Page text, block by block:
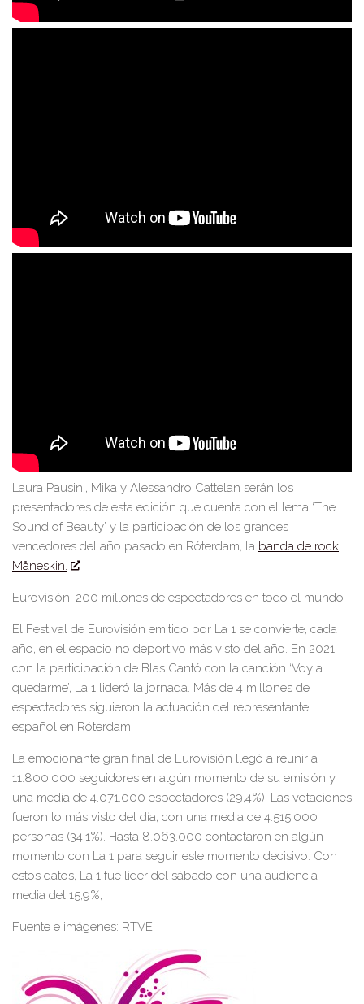
Laura Pausini, Mika y Alessandro Cattelan serán los
presentadores de esta edición que cuenta con el lema ‘The
Sound of Beauty’ y la participación de los grandes
vencedores del año pasado en Róterdam, la banda de rock
Måneskin.
Eurovisión: 200 millones de espectadores en todo el mundo
El Festival de Eurovisión emitido por La 1 se convierte, cada
año, en el espacio no deportivo más visto del año. En 2021,
con la participación de Blas Cantó con la canción ‘Voy a
quedarme’, La 1 lideró la jornada. Más de 4 millones de
espectadores siguieron la actuación del representante
español en Róterdam.
La emocionante gran final de Eurovisión llegó a reunir a
11.800.000 seguidores en algún momento de su emisión y
una media de 4.071.000 espectadores (29,4%). Las votaciones
fueron lo más visto del día, con una media de 4.515.000
personas (34,1%). Hasta 8.063.000 contactaron en algún
momento con La 1 para seguir este momento decisivo. Con
estos datos, La 1 fue líder del sábado con una audiencia
media del 15,9%,
Fuente e imágenes: RTVE